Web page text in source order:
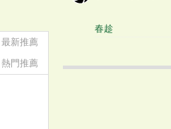
春趁
最新推薦
熱門推薦